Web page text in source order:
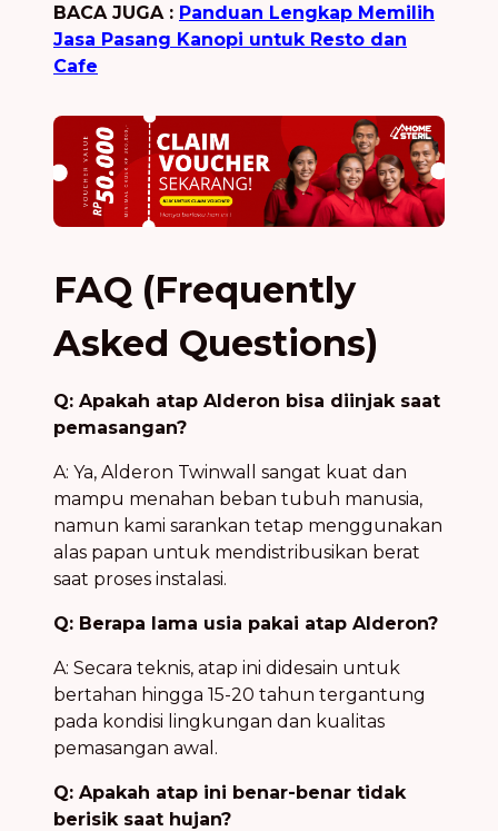
BACA JUGA : Panduan Lengkap Memilih
Jasa Pasang Kanopi untuk Resto dan
Cafe
FAQ (Frequently
Asked Questions)
Q: Apakah atap Alderon bisa diinjak saat
pemasangan?
A: Ya, Alderon Twinwall sangat kuat dan
mampu menahan beban tubuh manusia,
namun kami sarankan tetap menggunakan
alas papan untuk mendistribusikan berat
saat proses instalasi.
Q: Berapa lama usia pakai atap Alderon?
A: Secara teknis, atap ini didesain untuk
bertahan hingga 15-20 tahun tergantung
pada kondisi lingkungan dan kualitas
pemasangan awal.
Q: Apakah atap ini benar-benar tidak
berisik saat hujan?